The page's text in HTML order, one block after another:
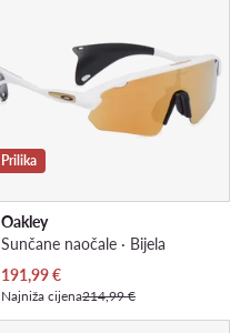
Prilika
Oakley
Sunčane naočale · Bijela
Trenutna cijena
191,99€
Najniža cijena214,99 €